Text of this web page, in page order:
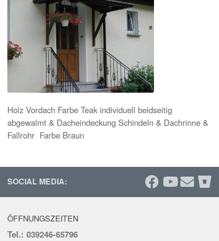
Holz Vordach Farbe Teak individuell beidseitig
abgewalmt & Dacheindeckung Schindeln & Dachrinne &
Fallrohr Farbe Braun
SOCIAL MEDIA:
ÖFFNUNGSZEITEN
Tel.: 039246-65796